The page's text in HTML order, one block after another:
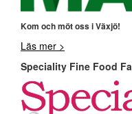
Kom och möt oss i Växjö!
Läs mer >
Speciality Fine Food